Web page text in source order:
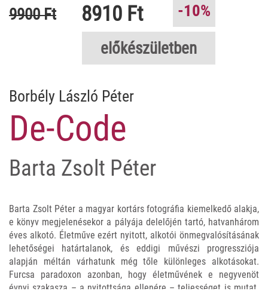
9900 Ft
8910 Ft
-10%
előkészületben
Borbély László Péter
De-Code
Barta Zsolt Péter
Barta Zsolt Péter a magyar kortárs fotográfia kiemelkedő alakja,
e könyv megjelenésekor a pályája delelőjén tartó, hatvanhárom
éves alkotó. Életműve ezért nyitott, alkotói önmegvalósításának
lehetőségei határtalanok, és eddigi művészi progressziója
alapján méltán várhatunk még tőle különleges alkotásokat.
Furcsa paradoxon azonban, hogy életművének e negyvenöt
évnyi szakasza – a nyitottsága ellenére – teljességet is mutat.